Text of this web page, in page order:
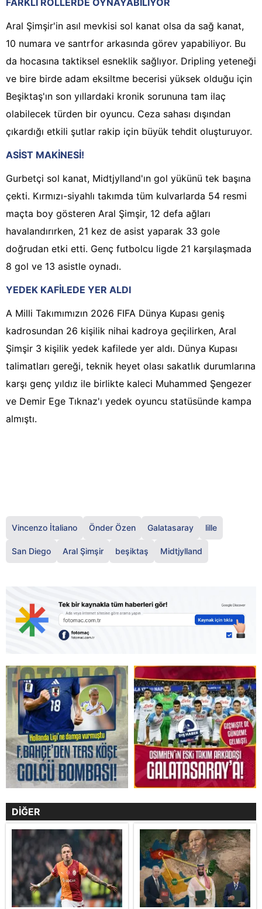
FARKLI ROLLERDE OYNAYABİLİYOR
Aral Şimşir'in asıl mevkisi sol kanat olsa da sağ kanat,
10 numara ve santrfor arkasında görev yapabiliyor. Bu
da hocasına taktiksel esneklik sağlıyor. Dripling yeteneği
ve bire birde adam eksiltme becerisi yüksek olduğu için
Beşiktaş'ın son yıllardaki kronik sorununa tam ilaç
olabilecek türden bir oyuncu. Ceza sahası dışından
çıkardığı etkili şutlar rakip için büyük tehdit oluşturuyor.
ASİST MAKİNESİ!
Gurbetçi sol kanat, Midtjylland'ın gol yükünü tek başına
çekti. Kırmızı-siyahlı takımda tüm kulvarlarda 54 resmi
maçta boy gösteren Aral Şimşir, 12 defa ağları
havalandırırken, 21 kez de asist yaparak 33 gole
doğrudan etki etti. Genç futbolcu ligde 21 karşılaşmada
8 gol ve 13 asistle oynadı.
YEDEK KAFİLEDE YER ALDI
A Milli Takımımızın 2026 FIFA Dünya Kupası geniş
kadrosundan 26 kişilik nihai kadroya geçilirken, Aral
Şimşir 3 kişilik yedek kafilede yer aldı. Dünya Kupası
talimatları gereği, teknik heyet olası sakatlık durumlarına
karşı genç yıldız ile birlikte kaleci Muhammed Şengezer
ve Demir Ege Tıknaz'ı yedek oyuncu statüsünde kampa
almıştı.
Vincenzo İtaliano Önder Özen Galatasaray lille
San Diego Aral Şimşir beşiktaş Midtjylland
DİĞER